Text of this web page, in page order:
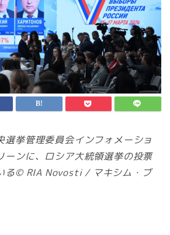
選挙管理委員会インフォメーショ
ーンに、ロシア大統領選挙の投票
る© RIA Novosti / マキシム・ブ